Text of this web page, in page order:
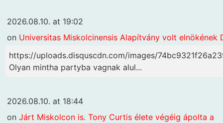
2026.08.10. at 19:02
on Universitas Miskolcinensis Alapítvány volt
https://uploads.disquscdn.com/images/
Olyan mintha partyba vagnak alul...
2026.08.10. at 18:44
on Járt Miskolcon is. Tony Curtis élete végéig ápolta a